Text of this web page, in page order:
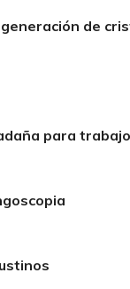
de
para